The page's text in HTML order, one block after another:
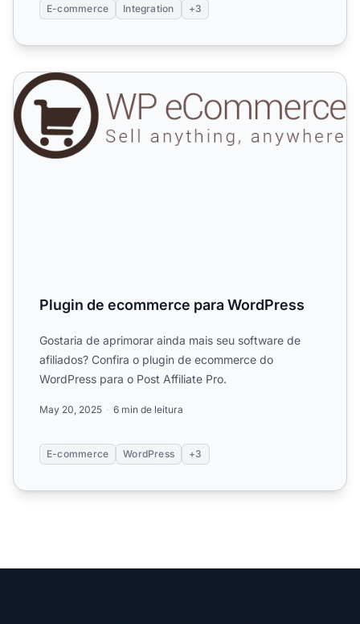
E-commerce Integration +3
Plugin de ecommerce para WordPress
Plugin de ecommerce para WordPress
Gostaria de aprimorar ainda mais seu software de
afiliados? Confira o plugin de ecommerce do
WordPress para o Post Affiliate Pro.
May 20, 2025 6 min de leitura
E-commerce WordPress +3